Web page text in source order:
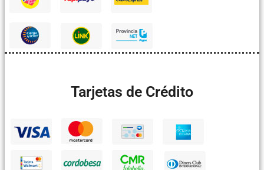
Tarjetas de Crédito